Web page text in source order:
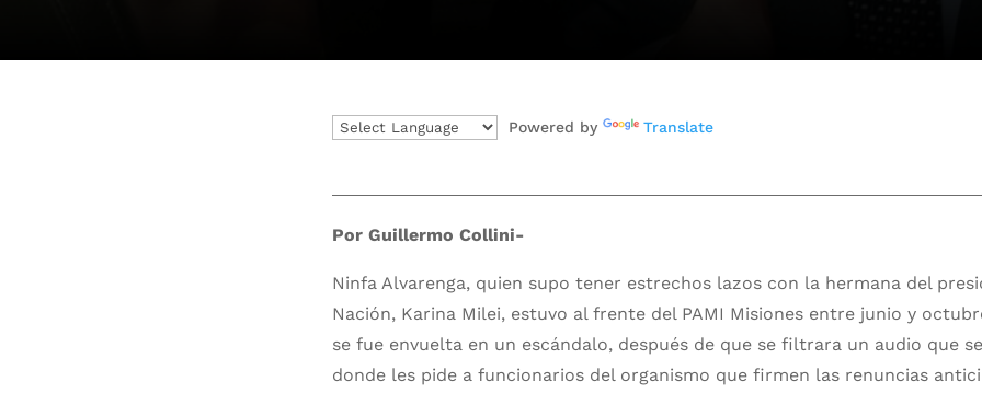
Powered by Translate
Por Guillermo Collini-
Ninfa Alvarenga, quien supo tener estrechos lazos con la hermana del
Nación, Karina Milei, estuvo al frente del PAMI Misiones entre junio y
se fue envuelta en un escándalo, después de que se filtrara un audio que
donde les pide a funcionarios del organismo que firmen las renuncias